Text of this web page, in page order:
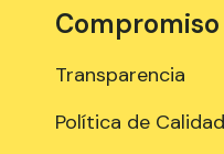
Transparencia
Política de Calidad